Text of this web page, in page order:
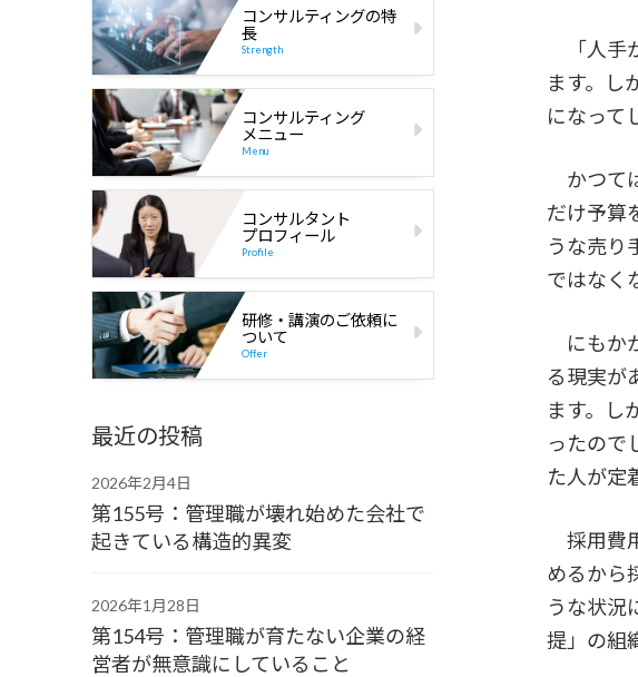
「人手
ます。し
になって
かつて
だけ予算
うな売り
ではなく
にもか
る現実が
ます。し
ったので
た人が定
採用費
めるから
うな状況
提」の組
コンサルティングの特
長
Strength
コンサルティング
メニュー
Menu
コンサルタント
プロフィール
Profile
研修・講演のご依頼に
ついて
Offer
最近の投稿
2026年2月4日
第155号：管理職が壊れ始めた会社で
起きている構造的異変
2026年1月28日
第154号：管理職が育たない企業の経
営者が無意識にしていること